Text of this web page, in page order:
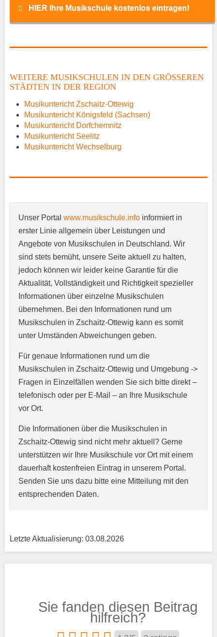
HIER Ihre Musikschule kostenlos eintragen!
Anschrift
E-Mail-Adresse*
Kurzprofil der Musikschule*
Trägertyp*
WEITERE MUSIKSCHULEN IN DEN GRÖSSEREN S
TÄDTEN IN DER REGION
Musikuntericht Zschaitz-Ottewig
Musikuntericht Königsfeld (Sachsen)
Musikuntericht Dorfchemnitz
Musikuntericht Seelitz
Musikuntericht Wechselburg
Unser Portal www.musikschule.info informiert in
erster Linie allgemein über Leistungen und
Angebote von Musikschulen in Deutschland. Wir
sind stets bemüht, unsere Seite aktuell zu halten,
jedoch können wir leider keine Garantie für die
Aktualität, Vollständigkeit und Richtigkeit spezieller
Informationen über einzelne Musikschulen
übernehmen. Bei den Informationen rund um
Musikschulen in Zschaitz-Ottewig kann es somit
unter Umständen Abweichungen geben.
Für genaue Informationen rund um die
Musikschulen in Zschaitz-Ottewig und Umgebung ->
Fragen in Einzelfällen wenden Sie sich bitte direkt –
telefonisch oder per E-Mail – an Ihre Musikschule
vor Ort.
Die Informationen über die Musikschulen in
Zschaitz-Ottewig sind nicht mehr aktuell? Gerne
unterstützen wir Ihre Musikschule vor Ort mit einem
dauerhaft kostenfreien Eintrag in unserem Portal.
Senden Sie uns dazu bitte eine Mitteilung mit den
entsprechenden Daten.
Letzte Aktualisierung: 03.08.2026
Sie fanden diesen Beitrag
hilfreich?